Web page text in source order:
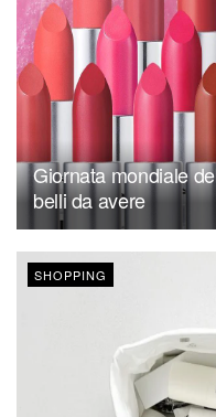
Giornata mondiale
belli da avere
SHOPPING